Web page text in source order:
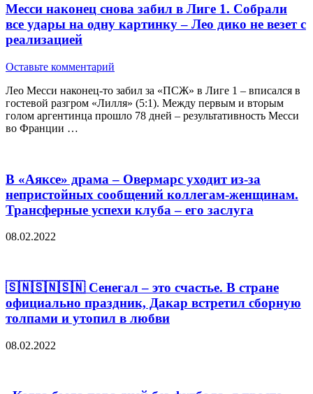
Месси наконец снова забил в Лиге 1. Собрали
все удары на одну картинку – Лео дико не везет с
реализацией
Оставьте комментарий
Лео Месси наконец-то забил за «ПСЖ» в Лиге 1 – вписался в
гостевой разгром «Лилля» (5:1). Между первым и вторым
голом аргентинца прошло 78 дней – результативность Месси
во Франции …
В «Аяксе» драма – Овермарс уходит из-за
непристойных сообщений коллегам-женщинам.
Трансферные успехи клуба – его заслуга
08.02.2022
🇸🇳🇸🇳🇸🇳 Сенегал – это счастье. В стране
официально праздник, Дакар встретил сборную
толпами и утопил в любви
08.02.2022